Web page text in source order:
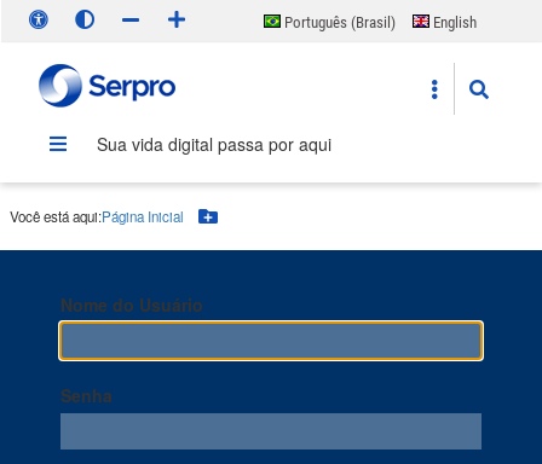
Português (Brasil)
English
Sua vida digital passa por aqui
Você está aqui:Página Inicial Botão Menu
Nome do Usuário
Senha